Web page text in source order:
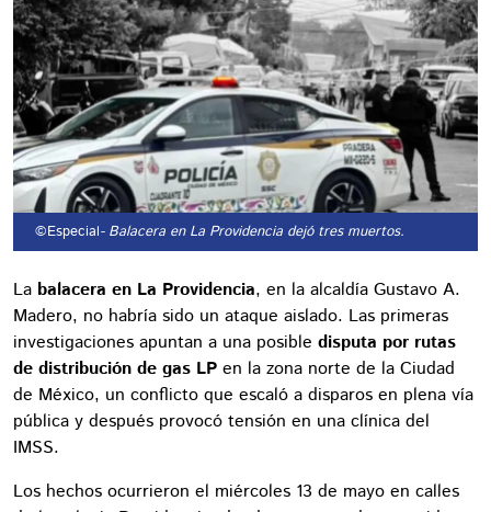
©Especial- Balacera en La Providencia dejó tres muertos.
La balacera en La Providencia, en la alcaldía Gustavo A.
Madero, no habría sido un ataque aislado. Las primeras
investigaciones apuntan a una posible disputa por rutas
de distribución de gas LP en la zona norte de la Ciudad
de México, un conflicto que escaló a disparos en plena vía
pública y después provocó tensión en una clínica del
IMSS.
Los hechos ocurrieron el miércoles 13 de mayo en calles